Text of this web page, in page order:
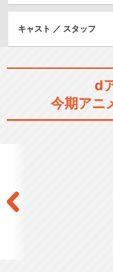
い合える喜びと情熱を胸
2.5次元舞台
キャスト ／ スタッフ
d
今期アニ